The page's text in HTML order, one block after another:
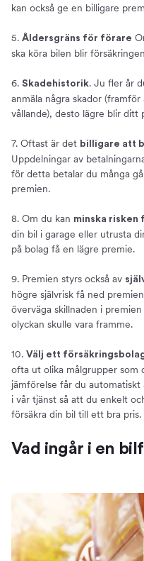
kan också ge en billigare
5. Åldersgräns för förare
ska köra bilen blir
6. Skadehistorik. Ju fler år
anmäla några skador
vållande), desto lägre blir ditt
7. Oftast är det billigare att
Uppdelningar av
för detta betalar du många
premien.
8. Om du kan minska risken
din bil i garage eller utrusta
på bolag få en lägre premie.
9. Premien styrs också av
högre självrisk få ned
överväga skillnaden i
olyckan skulle vara framme.
10. Välj ett
ofta ut olika målgrupper som
jämförelse får du
i vår tjänst så att du enkelt
försäkra din bil till ett bra pris.
Vad ingår i en